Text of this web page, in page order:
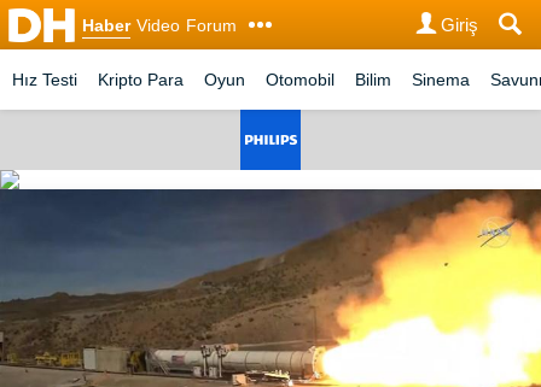
Haber Video Forum Giriş
Hız Testi Kripto Para Oyun Otomobil Bilim Sinema